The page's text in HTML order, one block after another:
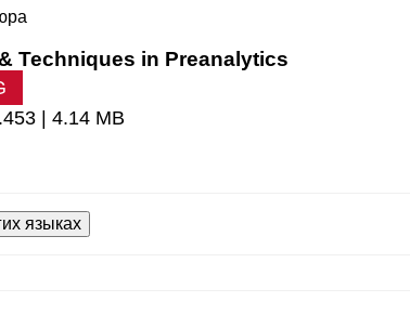
Techniques in Preanalytics
| 4.14 MB
языках